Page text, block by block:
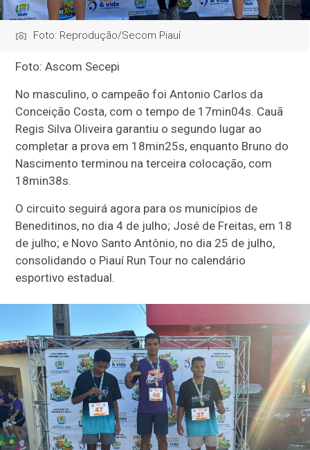
Foto: Reprodução/Secom Piauí
Foto: Ascom Secepi
No masculino, o campeão foi Antonio Carlos da
Conceição Costa, com o tempo de 17min04s. Cauã
Regis Silva Oliveira garantiu o segundo lugar ao
completar a prova em 18min25s, enquanto Bruno do
Nascimento terminou na terceira colocação, com
18min38s.
O circuito seguirá agora para os municípios de
Beneditinos, no dia 4 de julho; José de Freitas, em 18
de julho; e Novo Santo Antônio, no dia 25 de julho,
consolidando o Piauí Run Tour no calendário
esportivo estadual.